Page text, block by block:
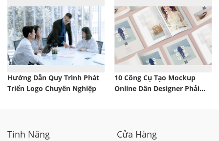
Hướng Dẫn Quy Trình Phát
Triển Logo Chuyên Nghiệp
10 Công Cụ Tạo Mockup
Online Dân Designer Phải
Tính Năng Cửa Hàng